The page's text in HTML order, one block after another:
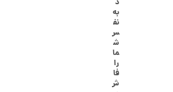
د
به
نف
س
ش
ما
را
فا
ش
ن
ی
م
ا
ل
ط
ر
ح
ه